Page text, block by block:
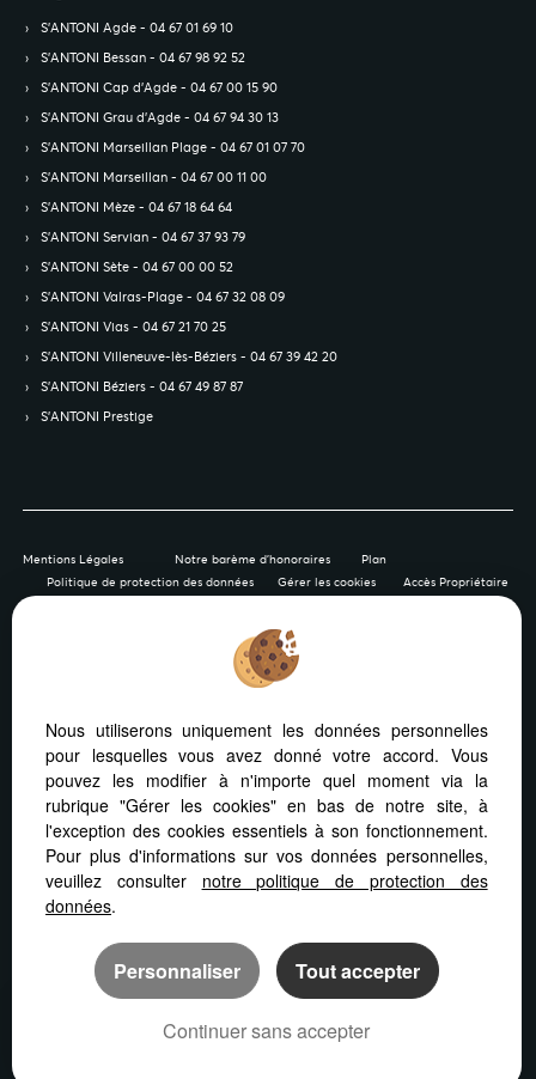
S’ANTONI Agde - 04 67 01 69 10
S’ANTONI Bessan - 04 67 98 92 52
S’ANTONI Cap d'Agde - 04 67 00 15 90
S’ANTONI Grau d'Agde - 04 67 94 30 13
S’ANTONI Marseillan Plage - 04 67 01 07 70
S’ANTONI Marseillan - 04 67 00 11 00
S’ANTONI Mèze - 04 67 18 64 64
S’ANTONI Servian - 04 67 37 93 79
S’ANTONI Sète - 04 67 00 00 52
S’ANTONI Valras-Plage - 04 67 32 08 09
S’ANTONI Vias - 04 67 21 70 25
S’ANTONI Villeneuve-lès-Béziers - 04 67 39 42 20
S’ANTONI Béziers - 04 67 49 87 87
S’ANTONI Prestige
Mentions Légales Notre barème d'honoraires
Plan
Politique de protection des données
Gérer les cookies Accès Propriétaire
Afin de vous offrir un confort de lecture permanent, depuis
votre PC, votre tablette ou votre smartphone, notre site
s’adapte automatiquement aux différents types d'écrans
Logiciel transaction
Nous utiliserons uniquement les données personnelles
pour lesquelles vous avez donné votre accord. Vous
pouvez les modifier à n'importe quel moment via la
rubrique "Gérer les cookies" en bas de notre site, à
l'exception des cookies essentiels à son fonctionnement.
Pour plus d'informations sur vos données personnelles,
veuillez consulter notre politique de protection des
données.
Personnaliser Tout accepter
Continuer sans accepter